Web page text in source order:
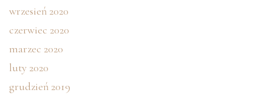
wrzesień 2020
czerwiec 2020
marzec 2020
luty 2020
grudzień 2019